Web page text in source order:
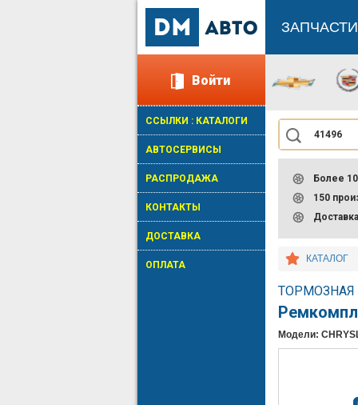
Войти
ССЫЛКИ : КАТАЛОГИ
АВТОСЕРВИСЫ
РАСПРОДАЖА
КОНТАКТЫ
ДОСТАВКА
ОПЛАТА
Более
150
Доставка
КАТАЛОГ
ТОРМОЗНАЯ
Модели: